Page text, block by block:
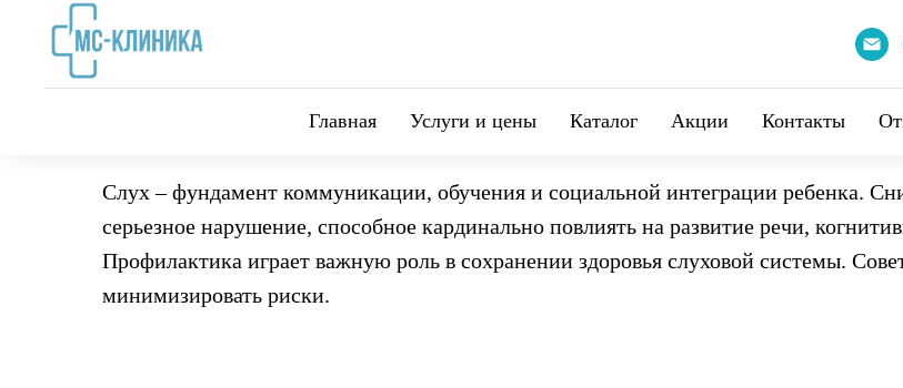
Главная Услуги и цены Катaлог Акции Контакты
Слух – фундамент коммуникации, обучения и социальной интеграции ребенка.
серьезное нарушение, способное кардинально повлиять на развитие речи,
Профилактика играет важную роль в сохранении здоровья слуховой системы.
минимизировать риски.